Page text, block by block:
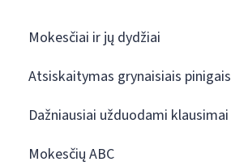
Mokesčiai ir jų dydžiai
Atsiskaitymas grynaisiais pinigais
Dažniausiai užduodami klausimai
Mokesčių ABC